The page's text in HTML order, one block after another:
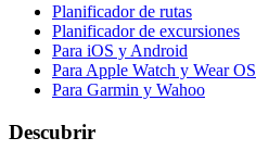
Planificador de rutas
Planificador de excursiones
Para iOS y Android
Para Apple Watch y Wear OS
Para Garmin y Wahoo
Descubrir